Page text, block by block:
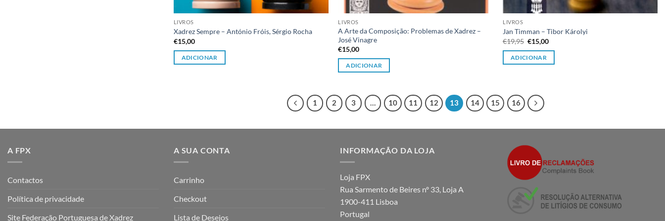
LIVROS
Xadrez Sempre – António Fróis, Sérgio Rocha
€15,00
ADICIONAR
LIVROS
A Arte da Composição: Problemas de Xadrez –
José Vinagre
€15,00
ADICIONAR
LIVROS
Jan Timman – Tibor Károlyi
€19,95 O
preço
original
era:
€15,00O
ADICIONAR
1 2 3 … 10 11 12 13 14 15 16
A FPX
Contactos
Política de privacidade
Site Federação Portuguesa de Xadrez
A SUA CONTA
Carrinho
Checkout
Lista de Desejos
INFORMAÇÃO DA LOJA
Loja FPX
Rua Sarmento de Beires nº 33, Loja A
1900-411 Lisboa
Portugal